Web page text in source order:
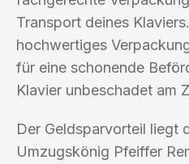
Transport deines
hochwertiges
für eine schonende
Klavier unbeschadet am
Der Geldsparvorteil liegt
Umzugskönig Pfeiffer